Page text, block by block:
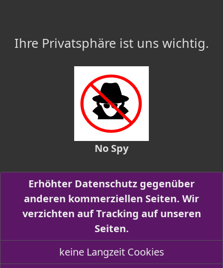
Ihre Privatsphäre ist uns wichtig.
No Spy
Erhöhter Datenschutz gegenüber
anderen kommerziellen Seiten. Wir
verzichten auf Tracking auf unseren
Seiten.
keine Langzeit Cookies